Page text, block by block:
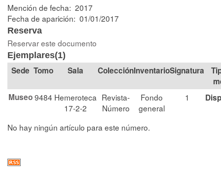
Mención de fecha: 2017
Fecha de aparición: 01/01/2017
Reserva
Reservar este documento
Ejemplares(1)
Tomo Sala Colección Signatura
Museo9484 Hemeroteca
17-2-2
Revista-
Número
Fondo
general
1
No hay ningún artículo para este número.